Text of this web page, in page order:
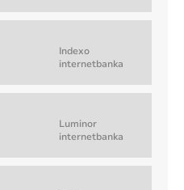
Indexo
internetbanka
Luminor
internetbanka